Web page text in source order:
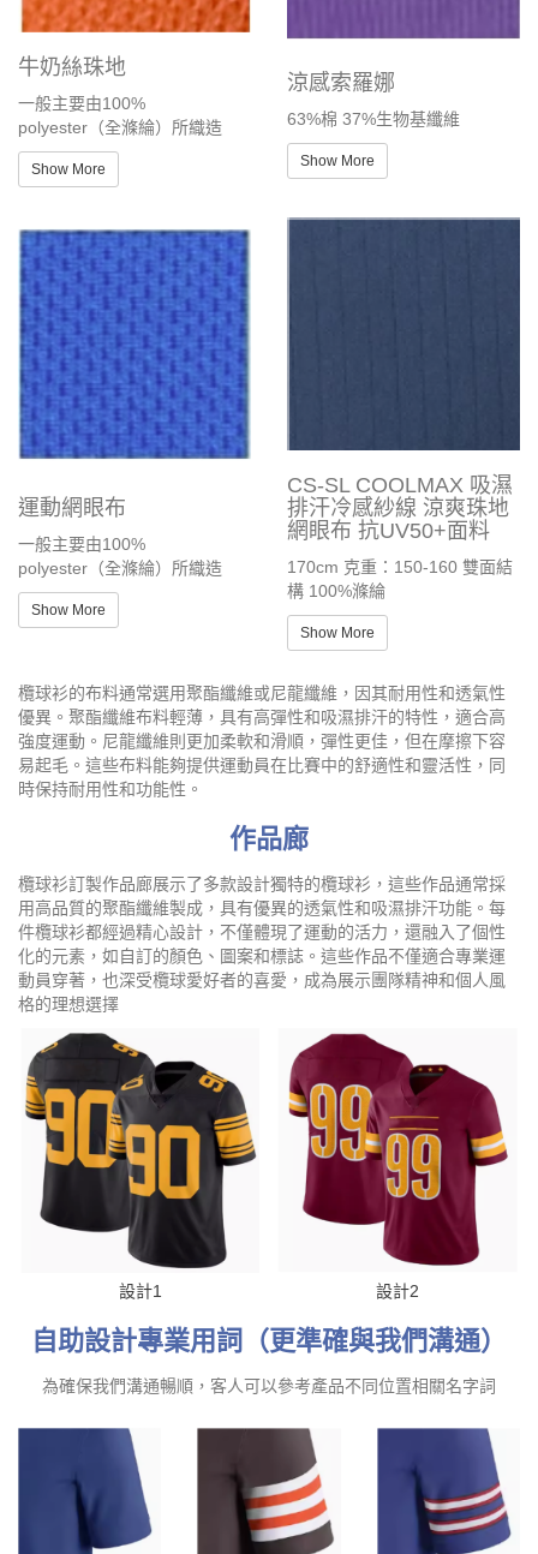
牛奶絲珠地
一般主要由100%
polyester（全滌綸）所織造
Show More
涼感索羅娜
63%棉 37%生物基纖維
Show More
運動網眼布
一般主要由100%
polyester（全滌綸）所織造
Show More
CS-SL COOLMAX 吸濕
排汗冷感紗線 涼爽珠地
網眼布 抗UV50+面料
170cm 克重：150-160 雙面結
構 100%滌綸
Show More
欖球衫的布料通常選用聚酯纖維或尼龍纖維，因其耐用性和透氣性
優異。聚酯纖維布料輕薄，具有高彈性和吸濕排汗的特性，適合高
強度運動。尼龍纖維則更加柔軟和滑順，彈性更佳，但在摩擦下容
易起毛。這些布料能夠提供運動員在比賽中的舒適性和靈活性，同
時保持耐用性和功能性。
作品廊
欖球衫訂製作品廊展示了多款設計獨特的欖球衫，這些作品通常採
用高品質的聚酯纖維製成，具有優異的透氣性和吸濕排汗功能。每
件欖球衫都經過精心設計，不僅體現了運動的活力，還融入了個性
化的元素，如自訂的顏色、圖案和標誌。這些作品不僅適合專業運
動員穿著，也深受欖球愛好者的喜愛，成為展示團隊精神和個人風
格的理想選擇
設計1 設計2
自助設計專業用詞（更準確與我們溝通）
為確保我們溝通暢順，客人可以參考產品不同位置相關名字詞